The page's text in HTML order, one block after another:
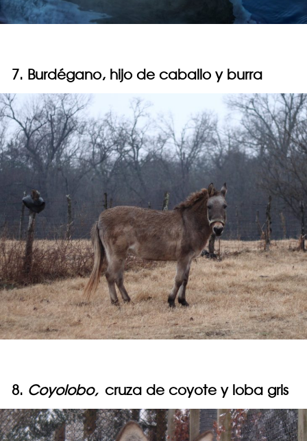
7. Burdégano, hijo de caballo y burra
8. Coyolobo, cruza de coyote y loba gris